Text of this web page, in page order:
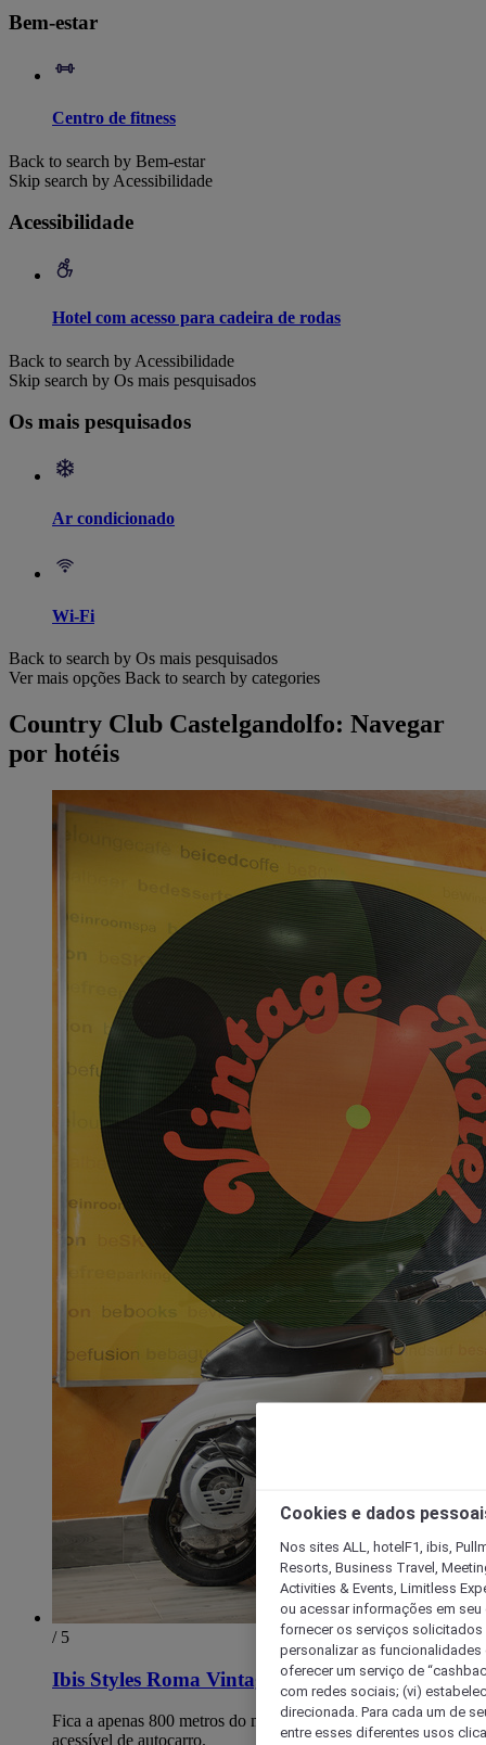
Bem-estar
Centro de fitness
Back to search by Bem-estar
Skip search by Acessibilidade
Acessibilidade
Hotel com acesso para cadeira de rodas
Back to search by Acessibilidade
Skip search by Os mais pesquisados
Os mais pesquisados
Ar condicionado
Wi-Fi
Back to search by Os mais pesquisados
Ver mais opções Back to search by categories
Country Club Castelgandolfo: Navegar
por hotéis
/ 5
Ibis Styles Roma Vintage
Fica a apenas 800 metros do metro Anagnina, facilmente
acessível de autocarro.
Cookies e dados
Nos sites ALL, hotelF1, ibis,
Resorts, Business Travel,
Activities & Events, Limitless
ou acessar informações em
fornecer os serviços solicitados
personalizar as
oferecer um serviço de
com redes sociais; (vi)
direcionada. Para cada um de
entre esses diferentes usos